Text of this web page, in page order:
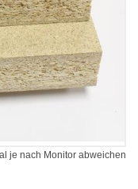
je nach Monitor abweichen